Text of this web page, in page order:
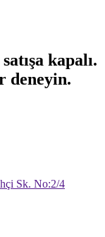
kapalı.
deneyin.
Sk. No:2/4